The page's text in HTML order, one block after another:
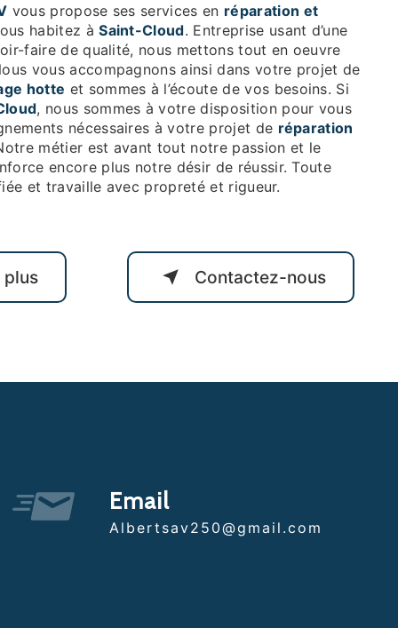
vous propose ses services en réparation et
habitez àSaint-Cloud. Entreprise usant d’une
faire de qualité, nous mettons tout en oeuvre
vous accompagnons ainsi dans votre projet de
hotte et sommes à l’écoute de vos besoins. Si
, nous sommes à votre disposition pour vous
nécessaires à votre projet de réparation
métier est avant tout notre passion et le
encore plus notre désir de réussir. Toute
et travaille avec propreté et rigueur.
plus Contactez-nous
Email
albertsav250@gmail.com